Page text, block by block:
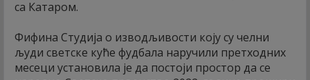
са Катаром.
Фифина Студија о изводљивости коју су челни
људи светске куће фудбала наручили претходних
месеци установила је да постоји простор да се